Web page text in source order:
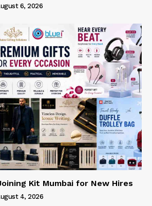
6, 2026
Kit Mumbai for New Hires
4, 2026